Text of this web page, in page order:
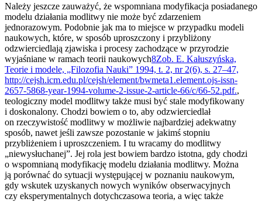
Należy jeszcze zauważyć, że wspomniana modyfikacja posiadanego
modelu działania modlitwy nie może być zdarzeniem
jednorazowym. Podobnie jak ma to miejsce w przypadku modeli
naukowych, które, w sposób uproszczony i przybliżony
odzwierciedlają zjawiska i procesy zachodzące w przyrodzie
wyjaśniane w ramach teorii naukowych8Zob. E. Kałuszyńska,
Teorie i modele, „Filozofia Nauki” 1994, t. 2, nr 2(6), s. 27–47,
http://cejsh.icm.edu.pl/cejsh/element/bwmeta1.element.ojs-issn-
2657-5868-year-1994-volume-2-issue-2-article-66/c/66-52.pdf.,
teologiczny model modlitwy także musi być stale modyfikowany
i doskonalony. Chodzi bowiem o to, aby odzwierciedlał
on rzeczywistość modlitwy w możliwie najbardziej adekwatny
sposób, nawet jeśli zawsze pozostanie w jakimś stopniu
przybliżeniem i uproszczeniem. I tu wracamy do modlitwy
„niewysłuchanej”. Jej rola jest bowiem bardzo istotna, gdy chodzi
o wspomnianą modyfikację modelu działania modlitwy. Można
ją porównać do sytuacji występującej w poznaniu naukowym,
gdy wskutek uzyskanych nowych wyników obserwacyjnych
czy eksperymentalnych dotychczasowa teoria, a więc także